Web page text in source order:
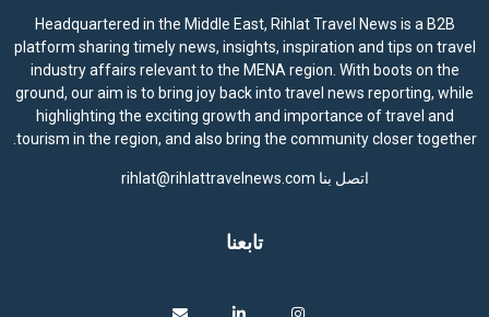
Headquartered in the Middle East, Rihlat Travel News is a B2B
platform sharing timely news, insights, inspiration and tips on travel
industry affairs relevant to the MENA region. With boots on the
ground, our aim is to bring joy back into travel news reporting, while
highlighting the exciting growth and importance of travel and
tourism in the region, and also bring the community closer together.
اتصل بنا rihlat@rihlattravelnews.com
تابعنا